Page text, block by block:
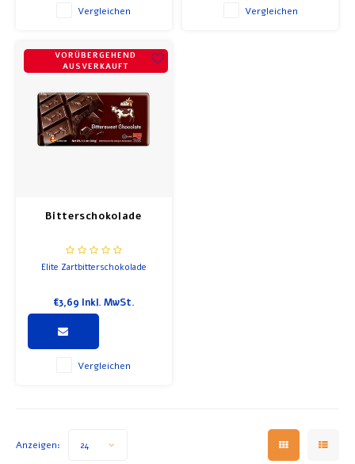
Vergleichen Vergleichen
VORÜBERGEHEND
AUSVERKAUFT
Bitterschokolade
Elite Zartbitterschokolade
€3,69 Inkl. MwSt.
Vergleichen
Anzeigen: 24